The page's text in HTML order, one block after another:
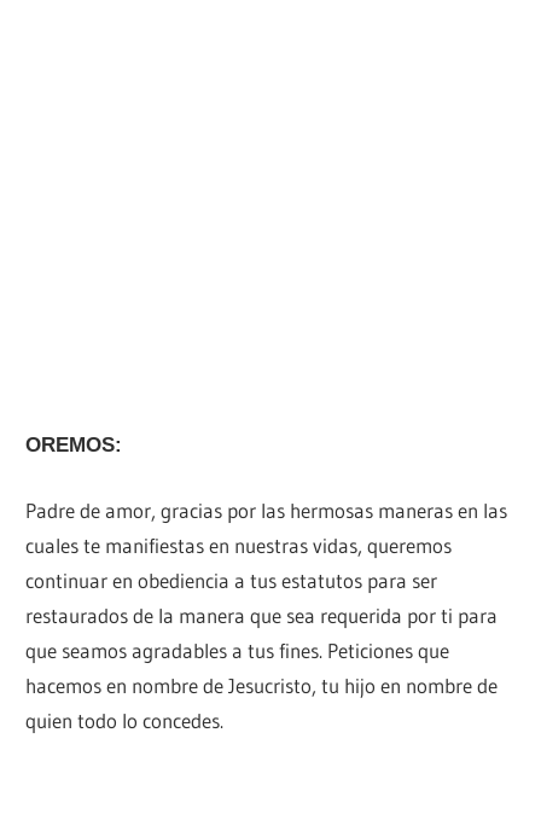
OREMOS:
Padre de amor, gracias por las hermosas maneras en las
cuales te manifiestas en nuestras vidas, queremos
continuar en obediencia a tus estatutos para ser
restaurados de la manera que sea requerida por ti para
que seamos agradables a tus fines. Peticiones que
hacemos en nombre de Jesucristo, tu hijo en nombre de
quien todo lo concedes.